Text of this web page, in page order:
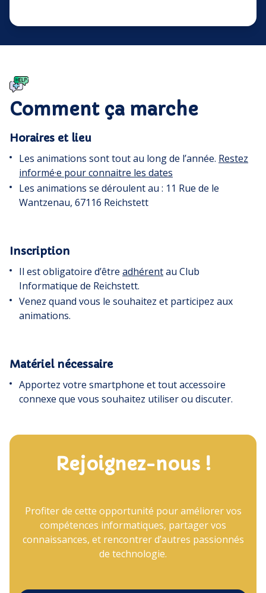
Comment ça marche
Horaires et lieu
Les animations sont tout au long de l’année. Restez
informé·e pour connaitre les dates
Les animations se déroulent au : 11 Rue de le
Wantzenau, 67116 Reichstett
Inscription
Il est obligatoire d’être adhérentau Club
Informatique de Reichstett.
Venez quand vous le souhaitez et participez aux
animations.
Matériel nécessaire
Apportez votre smartphone et tout accessoire
connexe que vous souhaitez utiliser ou discuter.
Rejoignez-nous !
Profiter de cette opportunité pour améliorer vos
compétences informatiques, partager vos
connaissances, et rencontrer d’autres passionnés
de technologie.